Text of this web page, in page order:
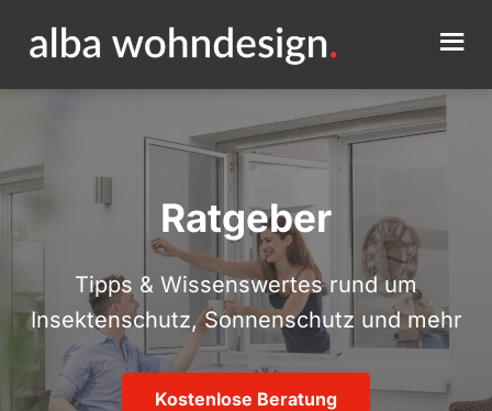
Ratgeber
Tipps & Wissenswertes rund um
Insektenschutz, Sonnenschutz und mehr
Kostenlose Beratung